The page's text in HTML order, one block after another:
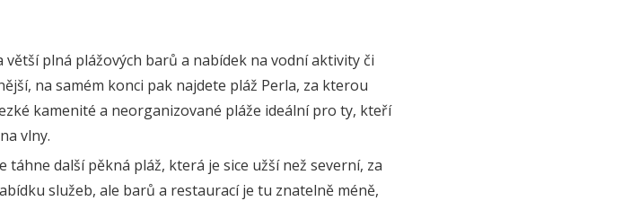
větší plná plážových barů a nabídek na vodní aktivity či
na samém konci pak najdete pláž Perla, za kterou
kamenité a neorganizované pláže ideální pro ty, kteří
vlny.
táhne další pěkná pláž, která je sice užší než severní, za
služeb, ale barů a restaurací je tu znatelně méně,